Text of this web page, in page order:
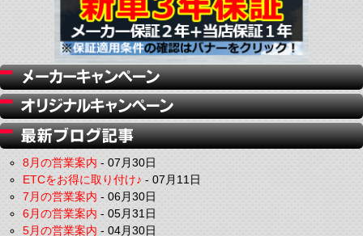
8月の営業案内-07月30日
ETCをお得に取り付け♪-07月11日
7月の営業案内-06月30日
6月の営業案内-05月31日
5月の営業案内-04月30日